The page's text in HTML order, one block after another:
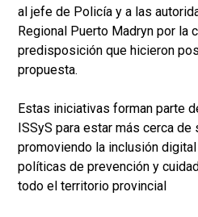
al jefe de Policía y a las
Regional Puerto Madryn por la
predisposición que hicieron
propuesta.
Estas iniciativas forman parte
ISSyS para estar más cerca
promoviendo la inclusión
políticas de prevención y
todo el territorio provincial